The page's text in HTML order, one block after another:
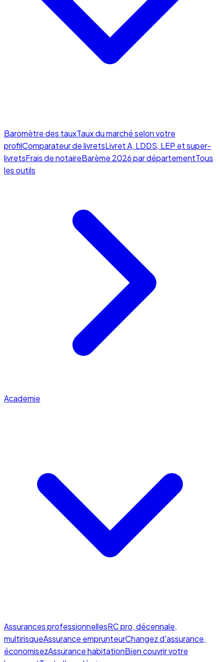
Baromètre des tauxTaux du marché selon votre
profilComparateur de livretsLivret A, LDDS, LEP et super-
livretsFrais de notaireBarème 2026 par départementTous
les outils
Academie
Assurances professionnellesRC pro, décennale,
multirisqueAssurance emprunteurChangez d'assurance,
économisezAssurance habitationBien couvrir votre